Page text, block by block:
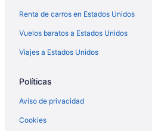
Renta de carros en Estados Unidos
Vuelos baratos a Estados Unidos
Viajes a Estados Unidos
Políticas
Aviso de privacidad
Cookies